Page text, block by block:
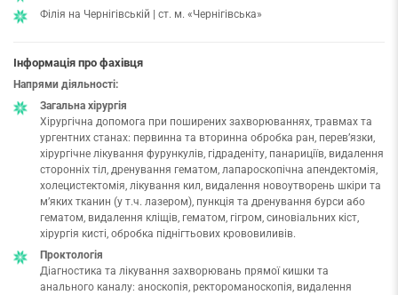
Філія на Чернігівській | ст. м. «Чернігівська»
Інформація про фахівця
Напрями діяльності:
Загальна хірургія
Хірургічна допомога при поширених захворюваннях, травмах та
ургентних станах: первинна та вторинна обробка ран, перев’язки,
хірургічне лікування фурункулів, гідраденіту, панариціїв, видалення
сторонніх тіл, дренування гематом, лапароскопічна апендектомія,
холецистектомія, лікування кил, видалення новоутворень шкіри та
м’яких тканин (у т.ч. лазером), пункція та дренування бурси або
гематом, видалення кліщів, гематом, гігром, синовіальних кіст,
хірургія кисті, обробка піднігтьових крововиливів.
Проктологія
Діагностика та лікування захворювань прямої кишки та
анального каналу: аноскопія, ректороманоскопія, видалення